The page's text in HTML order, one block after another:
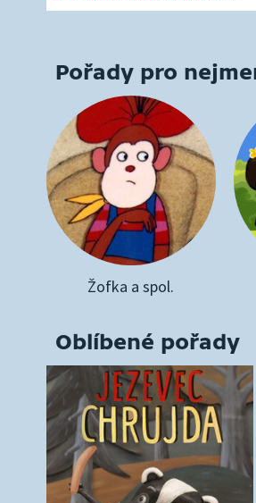
Pořady pro
Žofka a spol.
Oblíbené pořady